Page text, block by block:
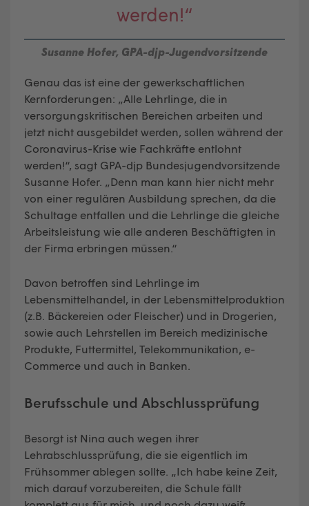
werden!“
Susanne Hofer, GPA-djp-Jugendvorsitzende
Genau das ist eine der gewerkschaftlichen
Kernforderungen: „Alle Lehrlinge, die in
versorgungskritischen Bereichen arbeiten und
jetzt nicht ausgebildet werden, sollen während der
Coronavirus-Krise wie Fachkräfte entlohnt
werden!“, sagt GPA-djp Bundesjugendvorsitzende
Susanne Hofer. „Denn man kann hier nicht mehr
von einer regulären Ausbildung sprechen, da die
Schultage entfallen und die Lehrlinge die gleiche
Arbeitsleistung wie alle anderen Beschäftigten in
der Firma erbringen müssen.“
Davon betroffen sind Lehrlinge im
Lebensmittelhandel, in der Lebensmittelproduktion
(z.B. Bäckereien oder Fleischer) und in Drogerien,
sowie auch Lehrstellen im Bereich medizinische
Produkte, Futtermittel, Telekommunikation, e-
Commerce und auch in Banken.
Berufsschule und Abschlussprüfung
Besorgt ist Nina auch wegen ihrer
Lehrabschlussprüfung, die sie eigentlich im
Frühsommer ablegen sollte. „Ich habe keine Zeit,
mich darauf vorzubereiten, die Schule fällt